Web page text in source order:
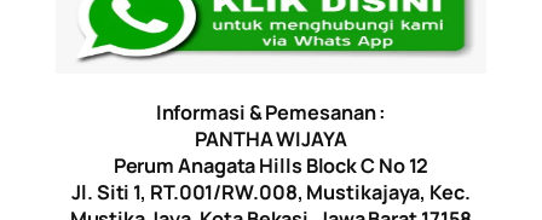
Informasi & Pemesanan :
PANTHA WIJAYA
Perum Anagata Hills Block C No 12
Jl. Siti 1, RT.001/RW.008, Mustikajaya, Kec.